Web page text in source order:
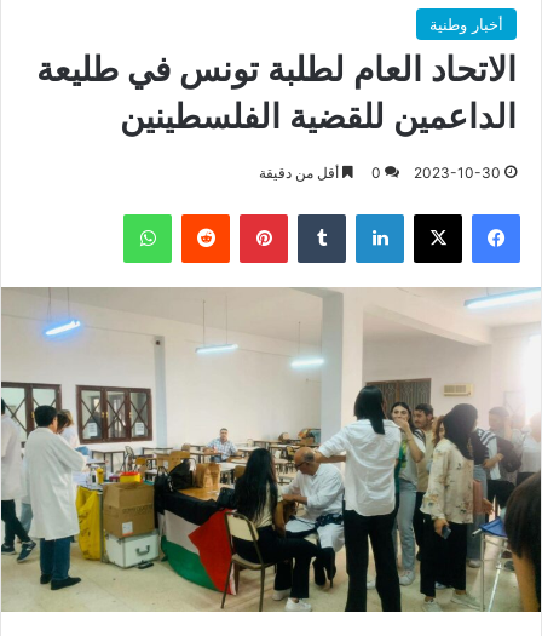
أخبار وطنية
الاتحاد العام لطلبة تونس في طليعة
الداعمين للقضية الفلسطينين
2023-10-30
0 أقل من دقيقة
فيسبوك X لينكدإن بينتيريست واتساب